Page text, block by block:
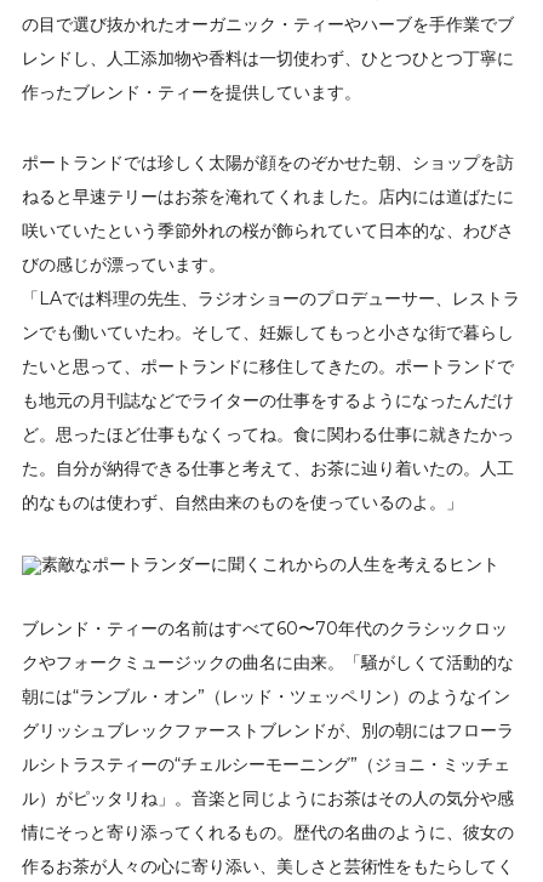
の目で選び抜かれたオーガニック・ティーやハーブを手作業でブ
レンドし、人工添加物や香料は一切使わず、ひとつひとつ丁寧に
作ったブレンド・ティーを提供しています。
ポートランドでは珍しく太陽が顔をのぞかせた朝、ショップを訪
ねると早速テリーはお茶を淹れてくれました。店内には道ばたに
咲いていたという季節外れの桜が飾られていて日本的な、わびさ
びの感じが漂っています。
「LAでは料理の先生、ラジオショーのプロデューサー、レストラ
ンでも働いていたわ。そして、妊娠してもっと小さな街で暮らし
たいと思って、ポートランドに移住してきたの。ポートランドで
も地元の月刊誌などでライターの仕事をするようになったんだけ
ど。思ったほど仕事もなくってね。食に関わる仕事に就きたかっ
た。自分が納得できる仕事と考えて、お茶に辿り着いたの。人工
的なものは使わず、自然由来のものを使っているのよ。」
ブレンド・ティーの名前はすべて60〜70年代のクラシックロッ
クやフォークミュージックの曲名に由来。「騒がしくて活動的な
朝には“ランブル・オン”（レッド・ツェッペリン）のようなイン
グリッシュブレックファーストブレンドが、別の朝にはフローラ
ルシトラスティーの“チェルシーモーニング”（ジョニ・ミッチェ
ル）がピッタリね」。音楽と同じようにお茶はその人の気分や感
情にそっと寄り添ってくれるもの。歴代の名曲のように、彼女の
作るお茶が人々の心に寄り添い、美しさと芸術性をもたらしてく